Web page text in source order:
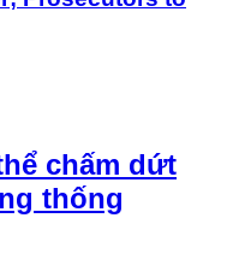
chấm dứt
thống